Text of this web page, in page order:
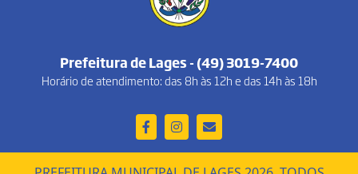
Prefeitura de Lages - (49) 3019-7400
Horário de atendimento: das 8h às 12h e das 14h às 18h